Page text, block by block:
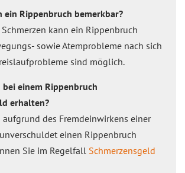
ein Rippenbruch bemerkbar?
kann ein Rippenbruch
sowie Atemprobleme nach sich
sind möglich.
bei einem Rippenbruch
erhalten?
aufgrund des Fremdeinwirkens einer
einen Rippenbruch
Sie im Regelfall Schmerzensgeld